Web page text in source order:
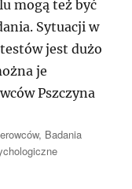
mogą też być
Sytuacji w
jest dużo
je
Pszczyna
, Badania